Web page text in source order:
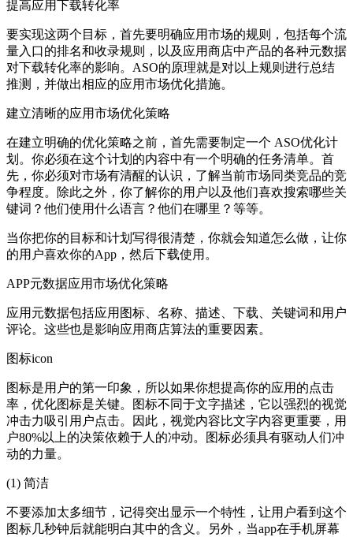
提高应用下载转化率
要实现这两个目标，首先要明确应用市场的规则，包括每个流
量入口的排名和收录规则，以及应用商店中产品的各种元数据
对下载转化率的影响。ASO的原理就是对以上规则进行总结
推测，并做出相应的应用市场优化措施。
建立清晰的应用市场优化策略
在建立明确的优化策略之前，首先需要制定一个 ASO优化计
划。你必须在这个计划的内容中有一个明确的任务清单。首
先，你必须对市场有清醒的认识，了解当前市场同类竞品的竞
争程度。除此之外，你了解你的用户以及他们喜欢搜索哪些关
键词？他们使用什么语言？他们在哪里？等等。
当你把你的目标和计划写得很清楚，你就会知道怎么做，让你
的用户喜欢你的App，然后下载使用。
APP元数据应用市场优化策略
应用元数据包括应用图标、名称、描述、下载、关键词和用户
评论。这些也是影响应用商店算法的重要因素。
图标icon
图标是用户的第一印象，所以如果你想提高你的应用的点击
率，优化图标是关键。图标不同于文字描述，它以强烈的视觉
冲击力吸引用户点击。因此，视觉内容比文字内容更重要，用
户80%以上的决策依赖于人的冲动。图标必须具有驱动人们冲
动的力量。
(1) 简洁
不要添加太多细节，记得突出显示一个特性，让用户看到这个
图标几秒钟后就能明白其中的含义。另外，当app在手机屏幕